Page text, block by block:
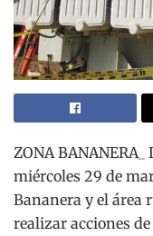
ZONA
miércoles 29 de
Bananera y el área
realizar acciones